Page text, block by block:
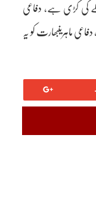
کی کڑی ہے، دفاعی
ماہرینبھارت کو یہ